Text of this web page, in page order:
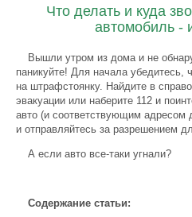
Что делать и куда
автомобиль -
Вышли утром из дома и не
паникуйте! Для начала
на штрафстоянку. Найдите в
эвакуации или наберите 112 и
авто (и соответствующим
и отправляйтесь за разрешением
А если авто все-таки угнали?
Содержание статьи: